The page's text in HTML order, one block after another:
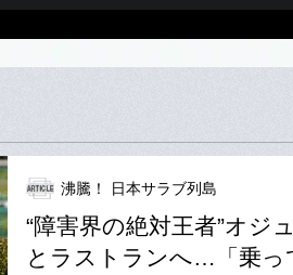
沸騰！ 日本サラブ列島
“障害界の絶対王者”オジ
とラストランへ…「乗っ